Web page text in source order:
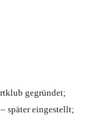
gegründet;
später eingestellt;